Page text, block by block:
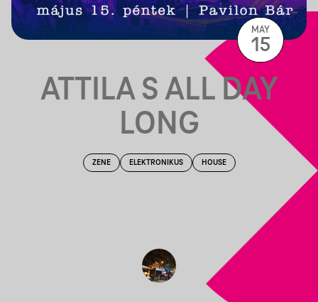
ATTILA S ALL DAY
LONG
ZENE ELEKTRONIKUS HOUSE
MAY
15